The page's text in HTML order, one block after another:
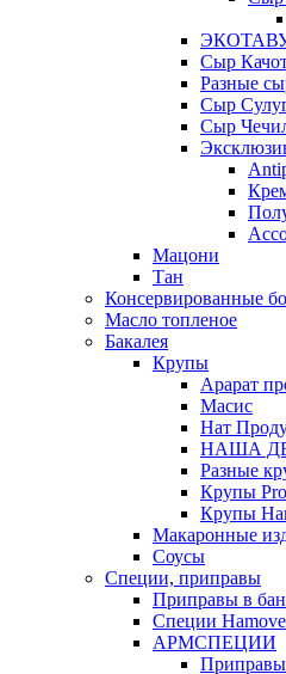
Сыр
Разные
Сыр
Сыр
Мацони
Тан
Консервированные
Масло топленое
Бакалея
Крупы
Арарат
Масис
Нат
НАША
Разные
Крупы
Крупы
Макаронные
Соусы
Специи, приправы
Приправы в
Специи Hamove
АРМСПЕЦИИ
Приправы